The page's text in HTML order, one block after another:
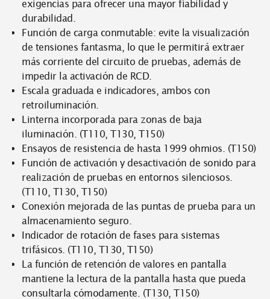
exigencias para ofrecer una mayor fiabilidad y
durabilidad.
Función de carga conmutable: evite la visualización
de tensiones fantasma, lo que le permitirá extraer
más corriente del circuito de pruebas, además de
impedir la activación de RCD.
Escala graduada e indicadores, ambos con
retroiluminación.
Linterna incorporada para zonas de baja
iluminación. (T110, T130, T150)
Ensayos de resistencia de hasta 1999 ohmios. (T150)
Función de activación y desactivación de sonido para
realización de pruebas en entornos silenciosos.
(T110, T130, T150)
Conexión mejorada de las puntas de prueba para un
almacenamiento seguro.
Indicador de rotación de fases para sistemas
trifásicos. (T110, T130, T150)
La función de retención de valores en pantalla
mantiene la lectura de la pantalla hasta que pueda
consultarla cómodamente. (T130, T150)